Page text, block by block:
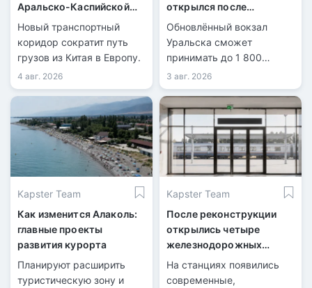
Аральско-Каспийской
магистрали
Новый транспортный
коридор сократит путь
грузов из Китая в Европу.
4 авг. 2026
открылся после
масштабной
реконструкции
Обновлённый вокзал
Уральска сможет
принимать до 1 800
пассажиров в сутки.
3 авг. 2026
Kapster Team
Как изменится Алаколь:
главные проекты
развития курорта
Планируют расширить
туристическую зону и
Kapster Team
После реконструкции
открылись четыре
железнодорожных
вокзала
На станциях появились
современные,